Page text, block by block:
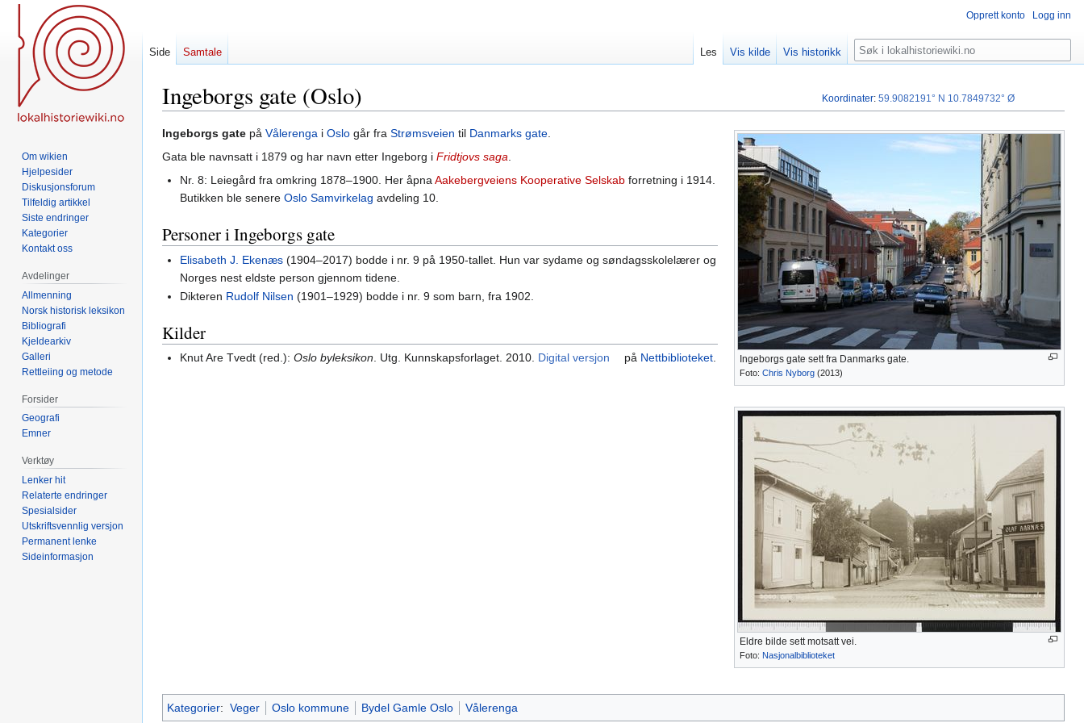
Ingeborgs gate (Oslo)
Hopp
til
Hopp
til
Ingeborgs gate sett fra Danmarks gate.
Foto: Chris Nyborg (2013)
Eldre bilde sett motsatt vei.
Foto: Nasjonalbiblioteket
Ingeborgs gate på Vålerenga i Oslo går fra Strømsveien til Danmarks gate.
Gata ble navnsatt i 1879 og har navn etter Ingeborg i Fridtjovs saga.
Nr. 8: Leiegård fra omkring 1878–1900. Her åpnaAakebergveiens Kooperative Selskab forretning i 1914.
Butikken ble senereOslo Samvirkelag avdeling 10.
Personer i Ingeborgs gate
Elisabeth J. Ekenæs (1904–2017) bodde i nr. 9 på 1950-tallet. Hun var sydame og søndagsskolelærer og
Norges nest eldste person gjennom tidene.
Dikteren Rudolf Nilsen (1901–1929) bodde i nr. 9 som barn, fra 1902.
Kilder
Knut Are Tvedt (red.):Oslo byleksikon. Utg. Kunnskapsforlaget. 2010. Digital versjon på Nettbiblioteket.
Koordinater:59.9082191° N 10.7849732° Ø
Kategorier: Veger Oslo kommune Bydel Gamle Oslo Vålerenga
Opprett konto Logg inn
Side Samtale Les Vis kilde Vis historikk Søk
Om wikien
Hjelpesider
Diskusjonsforum
Tilfeldig artikkel
Siste endringer
Kategorier
Kontakt oss
Avdelinger
Allmenning
Norsk historisk leksikon
Bibliografi
Kjeldearkiv
Galleri
Rettleiing og metode
Forsider
Geografi
Emner
Verktøy
Lenker hit
Relaterte endringer
Spesialsider
Utskriftsvennlig versjon
Permanent lenke
Sideinformasjon